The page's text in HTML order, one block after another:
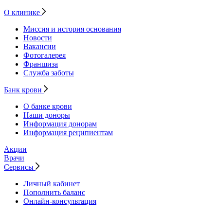
О клинике
Миссия и история основания
Новости
Вакансии
Фотогалерея
Франшиза
Служба заботы
Банк крови
О банке крови
Наши доноры
Информация донорам
Информация реципиентам
Акции
Врачи
Сервисы
Личный кабинет
Пополнить баланс
Онлайн-консультация